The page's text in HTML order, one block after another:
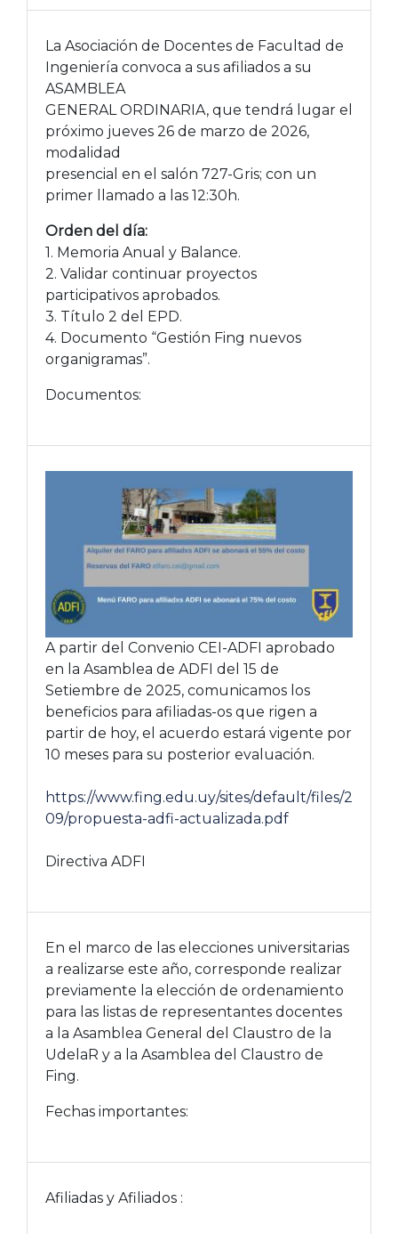
La Asociación de Docentes de Facultad de
Ingeniería convoca a sus afiliados a su
ASAMBLEA
GENERAL ORDINARIA, que tendrá lugar el
próximo jueves 26 de marzo de 2026,
modalidad
presencial en el salón 727-Gris; con un
primer llamado a las 12:30h.
Orden del día:
1. Memoria Anual y Balance.
2. Validar continuar proyectos
participativos aprobados.
3. Título 2 del EPD.
4. Documento “Gestión Fing nuevos
organigramas”.
Documentos:
A partir del Convenio CEI-ADFI aprobado
en la Asamblea de ADFI del 15 de
Setiembre de 2025, comunicamos los
beneficios para afiliadas-os que rigen a
partir de hoy, el acuerdo estará vigente por
10 meses para su posterior evaluación.
https://www.fing.edu.uy/sites/default/files/2025-
09/propuesta-adfi-actualizada.pdf
Directiva ADFI
En el marco de las elecciones universitarias
a realizarse este año, corresponde realizar
previamente la elección de ordenamiento
para las listas de representantes docentes
a la Asamblea General del Claustro de la
UdelaR y a la Asamblea del Claustro de
Fing.
Fechas importantes:
Afiliadas y Afiliados :